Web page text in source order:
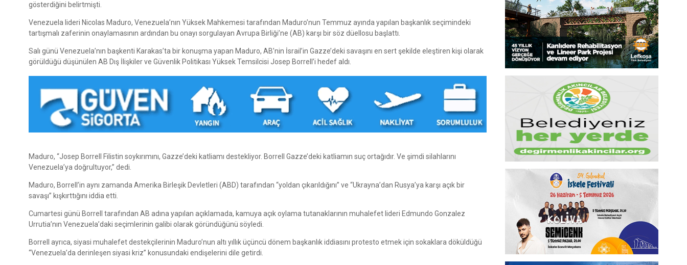
gösterdiğini belirtmişti.
Venezuela lideri Nicolas Maduro, Venezuela’nın Yüksek Mahkemesi tarafından Maduro’nun Temmuz ayında yapılan başkanlık seçimindeki
tartışmalı zaferinin onaylamasının ardından bu onayı sorgulayan Avrupa Birliği’ne (AB) karşı bir söz düellosu başlattı.
Salı günü Venezuela’nın başkenti Karakas’ta bir konuşma yapan Maduro, AB’nin İsrail’in Gazze’deki savaşını en sert şekilde eleştiren kişi olarak
görüldüğü düşünülen AB Dış İlişkiler ve Güvenlik Politikası Yüksek Temsilcisi Josep Borrell’i hedef aldı.
Maduro, “Josep Borrell Filistin soykırımını, Gazze’deki katliamı destekliyor. Borrell Gazze’deki katliamın suç ortağıdır. Ve şimdi silahlarını
Venezuela’ya doğrultuyor,” dedi.
Maduro, Borrell’in aynı zamanda Amerika Birleşik Devletleri (ABD) tarafından “yoldan çıkarıldığını” ve “Ukrayna’dan Rusya’ya karşı açık bir
savaşı” kışkırttığını iddia etti.
Cumartesi günü Borrell tarafından AB adına yapılan açıklamada, kamuya açık oylama tutanaklarının muhalefet lideri Edmundo Gonzalez
Urrutia’nın Venezuela’daki seçimlerinin galibi olarak göründüğünü söyledi.
Borrell ayrıca, siyasi muhalefet destekçilerinin Maduro’nun altı yıllık üçüncü dönem başkanlık iddiasını protesto etmek için sokaklara döküldüğü
“Venezuela’da derinleşen siyasi kriz” konusundaki endişelerini dile getirdi.